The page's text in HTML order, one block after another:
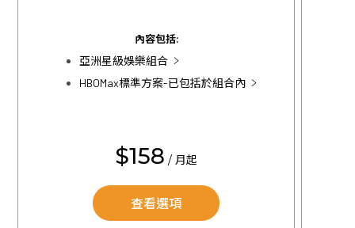
內容包括:
亞洲星級娛樂組合
HBOMax標準方案-已包括於組合內
$158 / 月起
查看選項